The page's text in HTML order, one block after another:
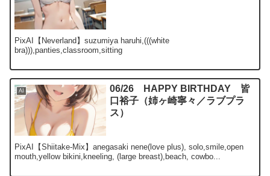
PixAI【Neverland】suzumiya haruhi,(((white
bra))),panties,classroom,sitting
AI
06/26 HAPPY BIRTHDAY 皆
口裕子（姉ヶ崎寧々／ラブプラ
ス）
PixAI【Shiitake-Mix】anegasaki nene(love plus), solo,smile,open
mouth,yellow bikini,kneeling, (large breast),beach, cowbo...